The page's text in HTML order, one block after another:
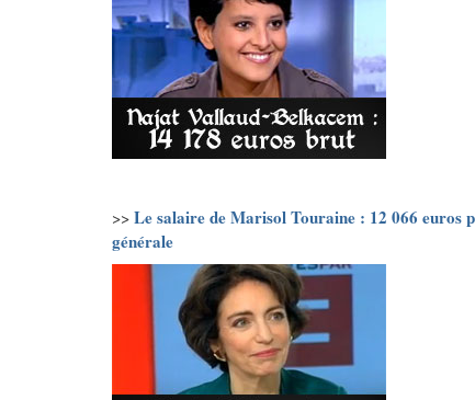
>> Le salaire de Marisol Touraine : 12 066 euros
générale